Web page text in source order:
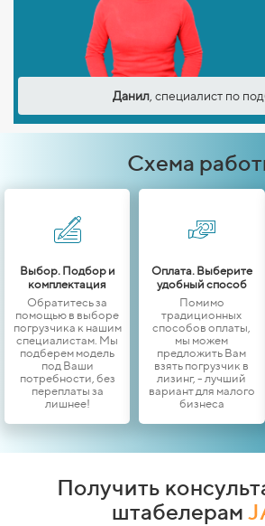
Данил, специалист по
Схема
Выбор. Подбор и
комплектация
Обратитесь за
помощью в выборе
погрузчика к нашим
специалистам. Мы
подберем модель
под Ваши
потребности, без
переплаты за
лишнее!
Оплата. Выберите
удобный способ
Помимо
традиционных
способов оплаты,
мы можем
предложить Вам
взять погрузчик в
лизинг, - лучший
вариант для малого
бизнеса
Получить
штабелерам